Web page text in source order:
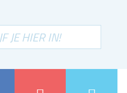
JE HIER IN!